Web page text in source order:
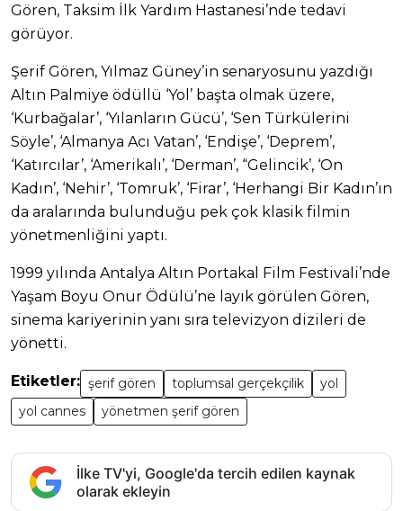
Gören, Taksim İlk Yardım Hastanesi’nde tedavi
görüyor.
Şerif Gören, Yılmaz Güney’in senaryosunu yazdığı
Altın Palmiye ödüllü ‘Yol’ başta olmak üzere,
‘Kurbağalar’, ‘Yılanların Gücü’, ‘Sen Türkülerini
Söyle’, ‘Almanya Acı Vatan’, ‘Endişe’, ‘Deprem’,
‘Katırcılar’, ‘Amerikalı’, ‘Derman’, “Gelincik’, ‘On
Kadın’, ‘Nehir’, ‘Tomruk’, ‘Firar’, ‘Herhangi Bir Kadın’ın
da aralarında bulunduğu pek çok klasik filmin
yönetmenliğini yaptı.
1999 yılında Antalya Altın Portakal Film Festivali’nde
Yaşam Boyu Onur Ödülü’ne layık görülen Gören,
sinema kariyerinin yanı sıra televizyon dizileri de
yönetti.
Etiketler: şerif gören toplumsal gerçekçilik
yol
yol cannes
yönetmen şerif gören
İlke TV'yi, Google'da tercih edilen kaynak
olarak ekleyin